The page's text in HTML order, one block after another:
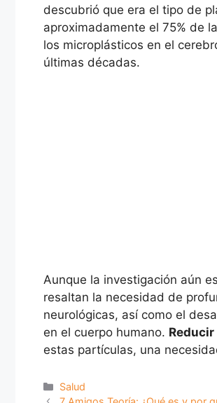
descubrió que era el tipo de
aproximadamente el 75% de
los microplásticos en el
últimas décadas.
Aunque la investigación aún
resaltan la necesidad de
neurológicas, así como el
en el cuerpo humano.
estas partículas, una
Categorías
Salud